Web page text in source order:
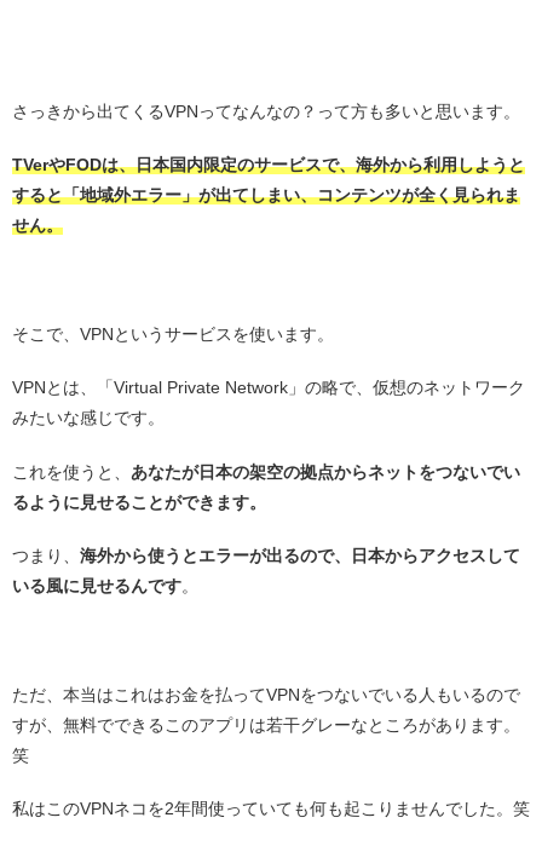
さっきから出てくるVPNってなんなの？って方も多いと思います。
TVerやFODは、日本国内限定のサービスで、海外から利用しようと
すると「地域外エラー」が出てしまい、コンテンツが全く見られま
せん。
そこで、VPNというサービスを使います。
VPNとは、「Virtual Private Network」の略で、仮想のネットワーク
みたいな感じです。
これを使うと、 あなたが日本の架空の拠点からネットをつないでい
るように見せることができます。
つまり、 海外から使うとエラーが出るので、日本からアクセスして
いる風に見せるんです。
ただ、本当はこれはお金を払ってVPNをつないでいる人もいるので
すが、無料でできるこのアプリは若干グレーなところがあります。
笑
私はこのVPNネコを2年間使っていても何も起こりませんでした。笑